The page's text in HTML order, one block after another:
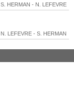
S. HERMAN - N. LEFEVRE
N. LEFEVRE - S. HERMAN